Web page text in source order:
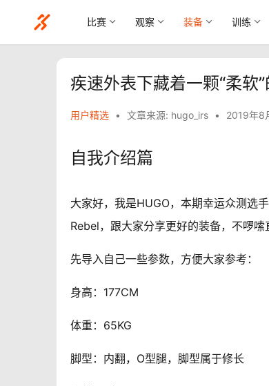
比赛 观察 装备 训练
疾速外表下藏着一颗“柔
用户精选 • 文章来源: hugo_irs • 2019年8
自我介绍篇
大家好，我是HUGO，本期幸运众测选
Rebel，跟大家分享更好的装备，不啰嗦
先导入自己一些参数，方便大家参考：
身高：177CM
体重：65KG
脚型：内翻，O型腿，脚型属于修长